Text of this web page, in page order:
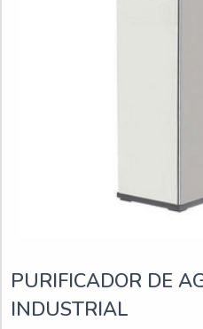
PURIFICADOR DE
INDUSTRIAL